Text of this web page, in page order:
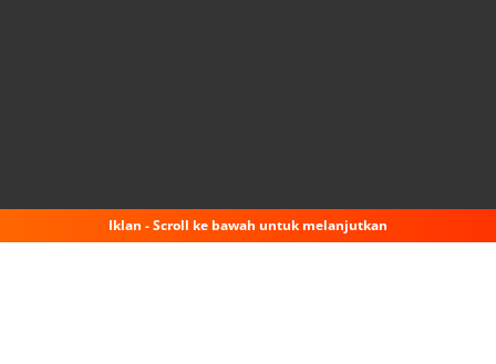
Iklan - Scroll ke bawah untuk melanjutkan